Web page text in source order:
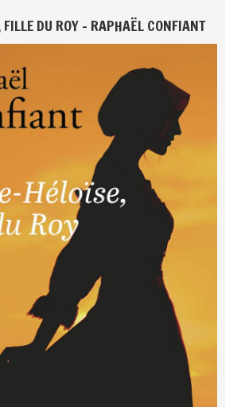
DU ROY - RAPHAËL CONFIANT